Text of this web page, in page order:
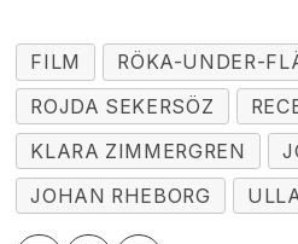
FILM
RÖKA-UNDER-
ROJDA SEKERSÖZ
KLARA ZIMMERGREN
JOHAN RHEBORG